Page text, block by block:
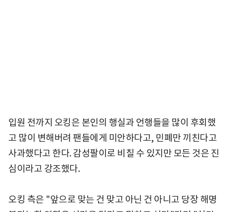
입원 전까지 오킹은 본인의 행실과 언행들을 많이 후회했
고 많이 변해버려 팬들에게 미안하다고, 민폐만 끼친다고
사과했다고 한다. 감성팔이로 비칠 수 있지만 모든 것은 진
심이라고 강조했다.
오킹 측은 "앞으로 맞는 건 맞고 아닌 건 아니고 당장 해명